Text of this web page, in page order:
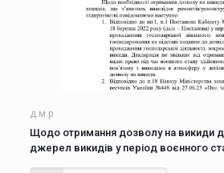
д.м.р
Щодо отримання дозволу на викиди
джерел викидів у період воєнного